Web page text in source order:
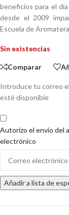
beneficios para el
desde el 2009
Escuela de
Sin existencias
Comparar
Introduce tu correo
esté disponible
Autorizo el envío del
electrónico
your
email
address
Añadir a lista de